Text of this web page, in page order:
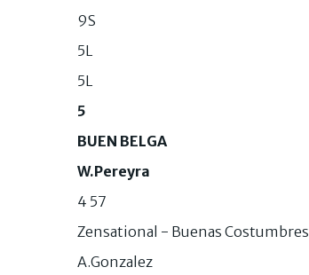
9S
5L
5L
5
BUEN BELGA
W.Pereyra
4 57
Zensational - Buenas Costumbres
A.Gonzalez